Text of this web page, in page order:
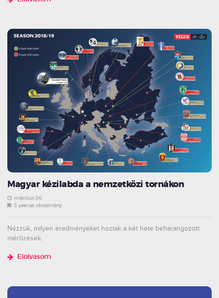
Magyar kézilabda a nemzetközi tornákon
március 06.
5 perces olvasmány
Nézzük, milyen eredményeket hoztak a két hete beharangozott
mérőzések.
Elolvasom